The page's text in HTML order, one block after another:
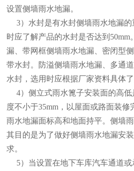
设置侧墙雨水地漏。
3）水封是有水封侧墙雨水地漏的
时应了解产品的水封是否达到50mm
漏、带网框侧墙雨水地漏、密闭型
带水封。防溢侧墙雨水地漏、多通
水封，选用时应根据厂家资料具体了
4）侧立式雨水篦子安装面的高
度不小于35mm，以屋面或路面装
雨水地漏面标高和地面持平。侧墙
其目的是为了做好侧墙雨水地漏安
求。
5）当设置在地下车库汽车通道或